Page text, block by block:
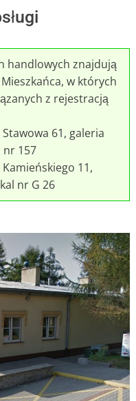
handlowych znajdują
w których
z rejestracją
61, galeria
nr 157
11,
nr G 26